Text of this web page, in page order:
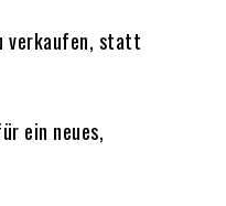
verkaufen, statt
ein neues,